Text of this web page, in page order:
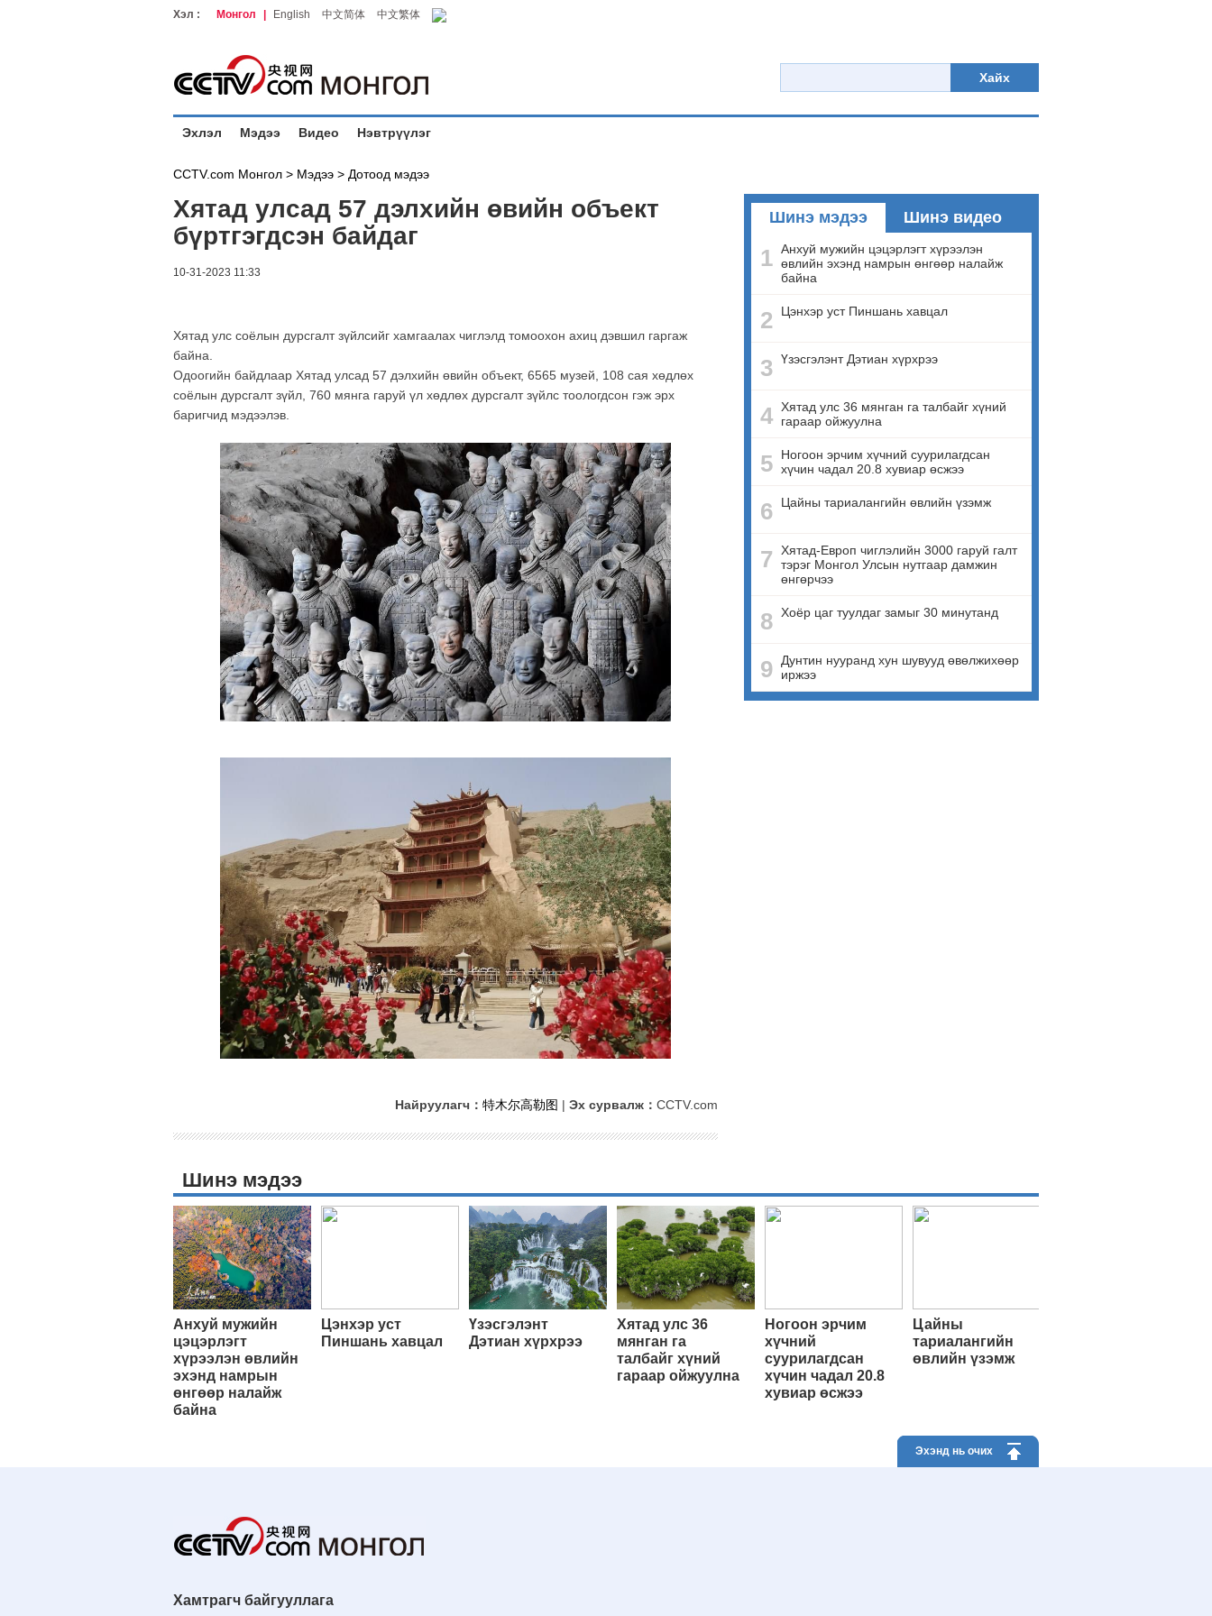
Хэл : Монгол English 中文简体 中文繁体
Хайх
Эхлэл Мэдээ Видео Нэвтрүүлэг
CCTV.com Монгол > Мэдээ > Дотоод мэдээ
Хятад улсад 57 дэлхийн өвийн объект
бүртгэгдсэн байдаг
10-31-2023 11:33
Хятад улс соёлын дурсгалт зүйлсийг хамгаалах чиглэлд томоохон ахиц дэвшил гаргаж
байна.
Одоогийн байдлаар Хятад улсад 57 дэлхийн өвийн объект, 6565 музей, 108 сая хөдлөх
соёлын дурсгалт зүйл, 760 мянга гаруй үл хөдлөх дурсгалт зүйлс тоологдсон гэж эрх
баригчид мэдээлэв.
Найруулагч： 特木尔高勒图 | Эх сурвалж： CCTV.com
Шинэ мэдээ Шинэ видео
1 Анхуй мужийн цэцэрлэгт хүрээлэн
өвлийн эхэнд намрын өнгөөр налайж
байна
2 Цэнхэр уст Пиншань хавцал
3 Үзэсгэлэнт Дэтиан хүрхрээ
4 Хятад улс 36 мянган га талбайг хүний
гараар ойжуулна
5
Ногоон эрчим хүчний суурилагдсан
хүчин чадал 20.8 хувиар өсжээ
6 Цайны тариалангийн өвлийн үзэмж
7
Хятад-Европ чиглэлийн 3000 гаруй галт
тэрэг Монгол Улсын нутгаар дамжин
өнгөрчээ
8 Хоёр цаг туулдаг замыг 30 минутанд
9
Дунтин нууранд хун шувууд өвөлжихөөр
иржээ
Шинэ мэдээ
Анхуй мужийн
цэцэрлэгт
хүрээлэн өвлийн
эхэнд намрын
өнгөөр налайж
байна
Цэнхэр уст
Пиншань хавцал
Үзэсгэлэнт
Дэтиан хүрхрээ
Хятад улс 36
мянган га
талбайг хүний
гараар ойжуулна
Ногоон эрчим
хүчний
суурилагдсан
хүчин чадал 20.8
хувиар өсжээ
Цайны
тариалангийн
өвлийн үзэмж
Эхэнд нь очих
Хамтрагч байгууллага